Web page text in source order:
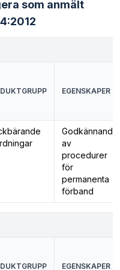
som anmält
EGENSKAPER
Godkännande
av
procedurer
för
permanenta
förband
EGENSKAPER